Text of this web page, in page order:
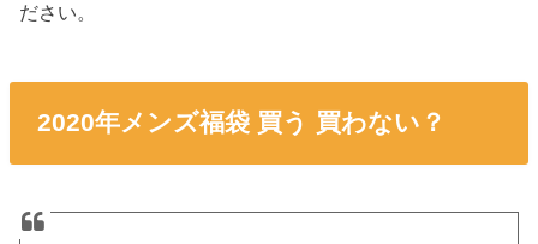
ださい。
2020年メンズ福袋 買う 買わない？